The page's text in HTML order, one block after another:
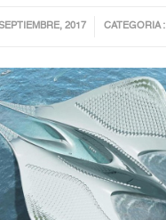
2017 CATEGORIA :